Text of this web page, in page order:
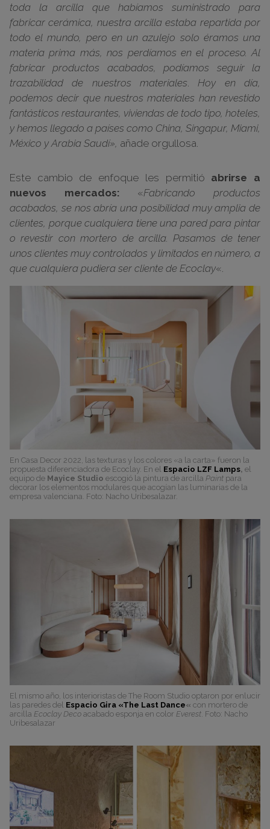
toda la arcilla que habíamos suministrado para
fabricar cerámica, nuestra arcilla estaba repartida por
todo el mundo, pero en un azulejo solo éramos una
materia prima más, nos perdíamos en el proceso. Al
fabricar productos acabados, podíamos seguir la
trazabilidad de nuestros materiales
Hoy en día,
podemos decir que nuestros materiales han revestido
fantásticos restaurantes, viviendas de todo tipo, hoteles,
y hemos llegado a países como China, Singapur, Miami,
México y Arabia Saudí», añade orgullosa.
Este cambio de enfoque les permitió abrirse a
nuevos mercados: «Fabricando productos
acabados, se nos abría una posibilidad muy amplia de
clientes, porque cualquiera tiene una pared para pintar
o revestir con mortero de arcilla. Pasamos de tener
unos clientes muy controlados y limitados en número, a
que cualquiera pudiera ser cliente de Ecoclay«.
En Casa Decor 2022, las texturas y los colores «a la carta» fueron la
propuesta diferenciadora de Ecoclay. En el Espacio LZF Lamps, el
equipo de Mayice Studio escogió la pintura de arcilla Paint para
decorar los elementos modulares que acogían las luminarias de la
empresa valenciana. Foto: Nacho Uribesalazar.
El mismo año, los interioristas de The Room Studio optaron por enlucir
las paredes del Espacio Gira «The Last Dance« con mortero de
arcilla Ecoclay Deco acabado esponja en color Everest. Foto: Nacho
Uribesalazar